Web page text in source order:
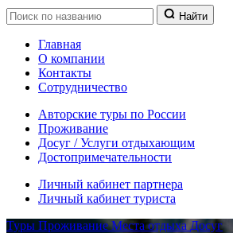
Найти
Главная
О компании
Контакты
Сотрудничество
Авторские туры по России
Проживание
Досуг / Услуги отдыхающим
Достопримечательности
Личный кабинет партнера
Личный кабинет туриста
Туры ПроживаниеМеста отдыха Досуг